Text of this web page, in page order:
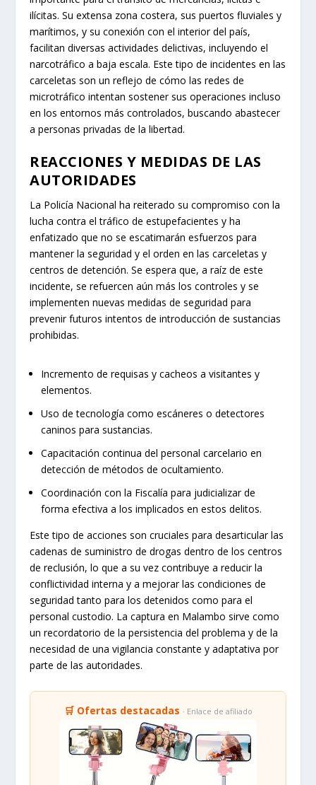
ilícitas. Su extensa zona costera, sus puertos fluviales y
marítimos, y su conexión con el interior del país,
facilitan diversas actividades delictivas, incluyendo el
narcotráfico a baja escala. Este tipo de incidentes en las
carceletas son un reflejo de cómo las redes de
microtráfico intentan sostener sus operaciones incluso
en los entornos más controlados, buscando abastecer
a personas privadas de la libertad.
REACCIONES Y MEDIDAS DE LAS
AUTORIDADES
La Policía Nacional ha reiterado su compromiso con la
lucha contra el tráfico de estupefacientes y ha
enfatizado que no se escatimarán esfuerzos para
mantener la seguridad y el orden en las carceletas y
centros de detención. Se espera que, a raíz de este
incidente, se refuercen aún más los controles y se
implementen nuevas medidas de seguridad para
prevenir futuros intentos de introducción de sustancias
prohibidas.
Incremento de requisas y cacheos a visitantes y
elementos.
Uso de tecnología como escáneres o detectores
caninos para sustancias.
Capacitación continua del personal carcelario en
detección de métodos de ocultamiento.
Coordinación con la Fiscalía para judicializar de
forma efectiva a los implicados en estos delitos.
Este tipo de acciones son cruciales para desarticular las
cadenas de suministro de drogas dentro de los centros
de reclusión, lo que a su vez contribuye a reducir la
conflictividad interna y a mejorar las condiciones de
seguridad tanto para los detenidos como para el
personal custodio. La captura en Malambo sirve como
un recordatorio de la persistencia del problema y de la
necesidad de una vigilancia constante y adaptativa por
parte de las autoridades.
🛒 Ofertas destacadas · Enlace de afiliado